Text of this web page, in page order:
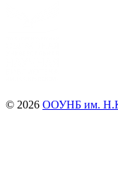
© 2026 ООУНБ им.